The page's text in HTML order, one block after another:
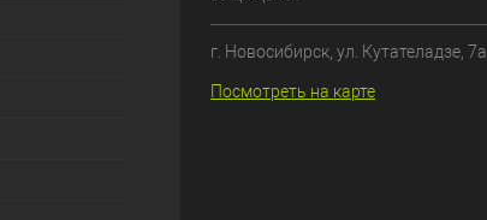
г. Новосибирск, ул. Кутателадзе, 7а
Посмотреть на карте